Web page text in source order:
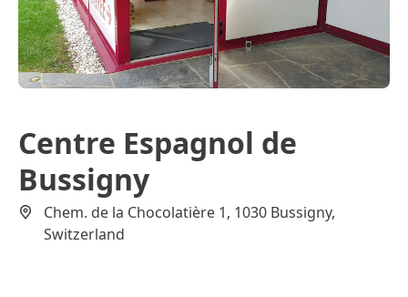
Centre Espagnol de
Bussigny
Chem. de la Chocolatière 1, 1030 Bussigny,
Switzerland